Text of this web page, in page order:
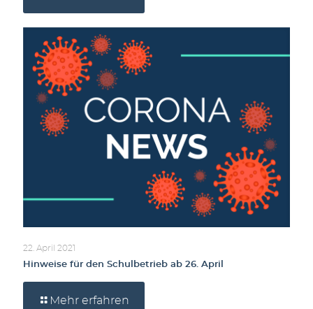
22. April 2021
Hinweise für den Schulbetrieb ab 26. April
Mehr erfahren